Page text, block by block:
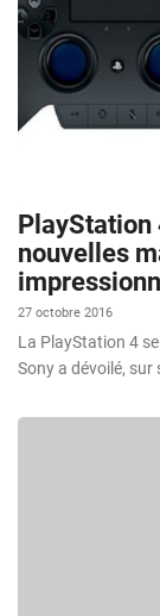
PlayStation
nouvelles
27 octobre 2016
La PlayStation 4
Sony a dévoilé, sur